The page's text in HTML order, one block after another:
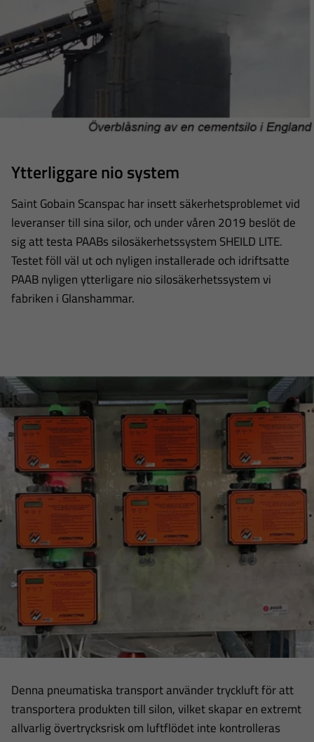
Ytterliggare nio system
Saint Gobain Scanspac har insett säkerhetsproblemet vid
leveranser till sina silor, och under våren 2019 beslöt de
sig att testa PAABs silosäkerhetssystem SHEILD LITE.
Testet föll väl ut och nyligen installerade och idriftsatte
PAAB nyligen ytterligare nio silosäkerhetssystem vi
fabriken i Glanshammar.
Denna pneumatiska transport använder tryckluft för att
transportera produkten till silon, vilket skapar en extremt
allvarlig övertrycksrisk om luftflödet inte kontrolleras